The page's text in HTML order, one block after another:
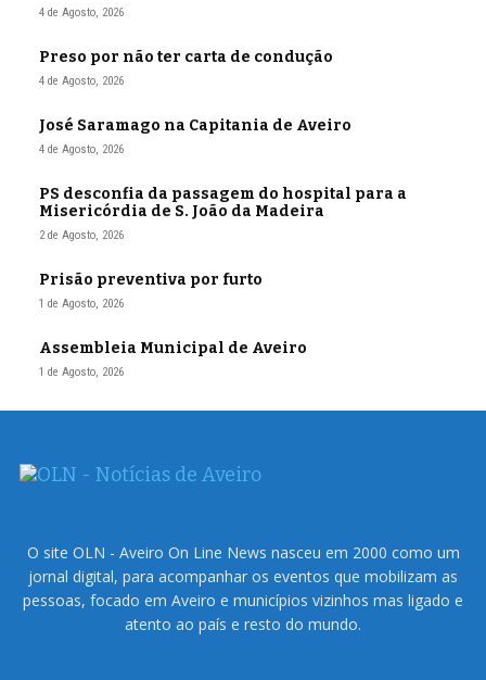
4 de Agosto, 2026
Preso por não ter carta de condução
4 de Agosto, 2026
José Saramago na Capitania de Aveiro
4 de Agosto, 2026
PS desconfia da passagem do hospital para a
Misericórdia de S. João da Madeira
2 de Agosto, 2026
Prisão preventiva por furto
1 de Agosto, 2026
Assembleia Municipal de Aveiro
1 de Agosto, 2026
O site OLN - Aveiro On Line News nasceu em 2000 como um
jornal digital, para acompanhar os eventos que mobilizam as
pessoas, focado em Aveiro e municípios vizinhos mas ligado e
atento ao país e resto do mundo.